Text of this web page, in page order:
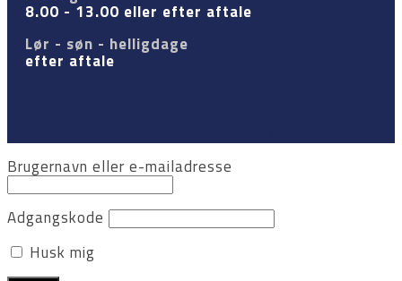
8.00 - 13.00 eller efter aftale
Lør - søn - helligdage
efter aftale
Brugernavn eller e-mailadresse
Adgangskode
Husk mig